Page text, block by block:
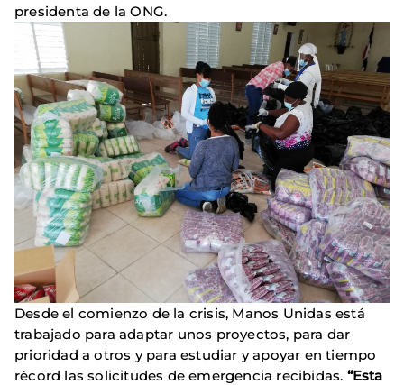
presidenta de la ONG.
Desde el comienzo de la crisis, Manos Unidas está
trabajado para adaptar unos proyectos, para dar
prioridad a otros y para estudiar y apoyar en tiempo
récord las solicitudes de emergencia recibidas. “Esta